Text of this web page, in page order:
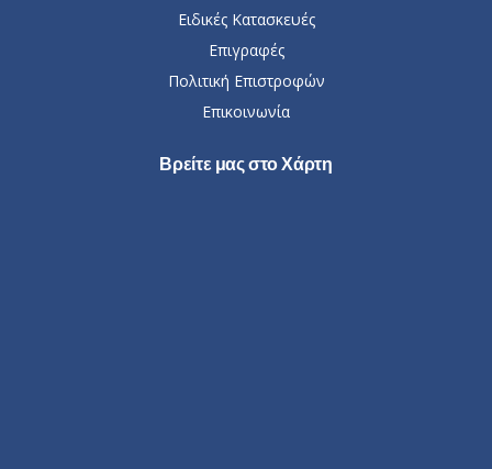
Ειδικές Κατασκευές
Επιγραφές
Πολιτική Επιστροφών
Επικοινωνία
Βρείτε μας στο Χάρτη